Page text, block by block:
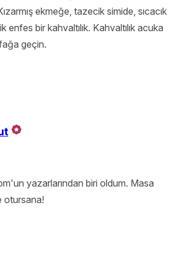
ekmeğe, tazecik simide, sıcacık
enfes bir kahvaltılık. Kahvaltılık acuka
geçin.
yazarlarından biri oldum. Masa
otursana!